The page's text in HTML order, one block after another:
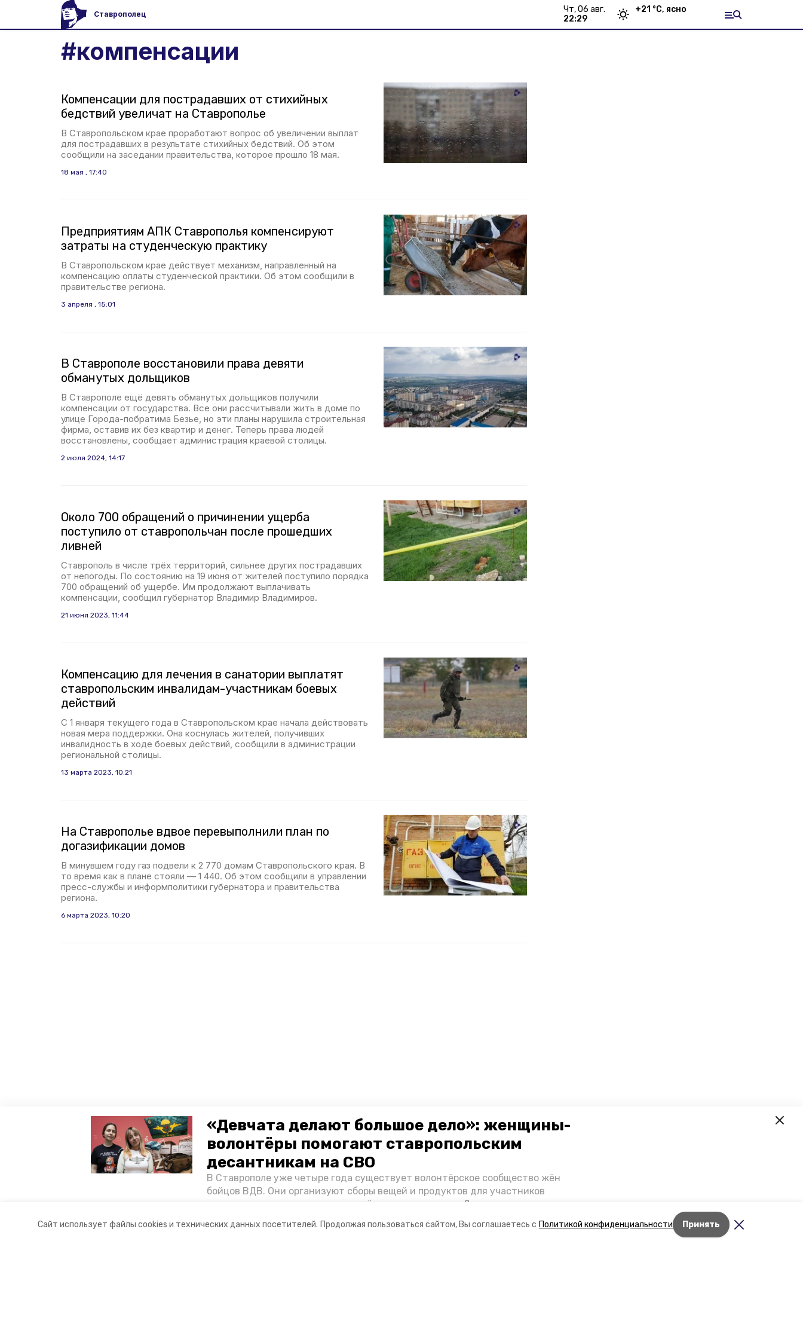
Сайт использует файлы cookies и технических данных посетителей. Продолжая пользоваться сайтом, Вы соглашаетесь с Политикой конфиденциальности Принять
«Девчата делают большое дело»: женщины-
волонтёры помогают ставропольским
десантникам на СВО
В Ставрополе уже четыре года существует волонтёрское сообщество жён
бойцов ВДВ. Они организуют сборы вещей и продуктов для участников
спецоперации и лично отвозят всё это на передовую. Девушки рассказали
акцию к 9 Мая.
Ставрополец
чт, 06 авг.
22:29
+21 °С, ясно
#компенсации
Компенсации для пострадавших от стихийных
бедствий увеличат на Ставрополье
В Ставропольском крае проработают вопрос об увеличении выплат
для пострадавших в результате стихийных бедствий. Об этом
сообщили на заседании правительства, которое прошло 18 мая.
18 мая , 17:40
Предприятиям АПК Ставрополья компенсируют
затраты на студенческую практику
В Ставропольском крае действует механизм, направленный на
компенсацию оплаты студенческой практики. Об этом сообщили в
правительстве региона.
3 апреля , 15:01
В Ставрополе восстановили права девяти
обманутых дольщиков
В Ставрополе ещё девять обманутых дольщиков получили
компенсации от государства. Все они рассчитывали жить в доме по
улице Города-побратима Безье, но эти планы нарушила строительная
фирма, оставив их без квартир и денег. Теперь права людей
восстановлены, сообщает администрация краевой столицы.
2 июля 2024, 14:17
Около 700 обращений о причинении ущерба
поступило от ставропольчан после прошедших
ливней
Ставрополь в числе трёх территорий, сильнее других пострадавших
от непогоды. По состоянию на 19 июня от жителей поступило порядка
700 обращений об ущербе. Им продолжают выплачивать
компенсации, сообщил губернатор Владимир Владимиров.
21 июня 2023, 11:44
Компенсацию для лечения в санатории выплатят
ставропольским инвалидам-участникам боевых
действий
С 1 января текущего года в Ставропольском крае начала действовать
новая мера поддержки. Она коснулась жителей, получивших
инвалидность в ходе боевых действий, сообщили в администрации
региональной столицы.
13 марта 2023, 10:21
На Ставрополье вдвое перевыполнили план по
догазификации домов
В минувшем году газ подвели к 2 770 домам Ставропольского края. В
то время как в плане стояли — 1 440. Об этом сообщили в управлении
пресс-службы и информполитики губернатора и правительства
региона.
6 марта 2023, 10:20